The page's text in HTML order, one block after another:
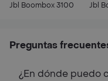
Jbl Boombox 3100
Jbl
Preguntas
¿En dónde puedo